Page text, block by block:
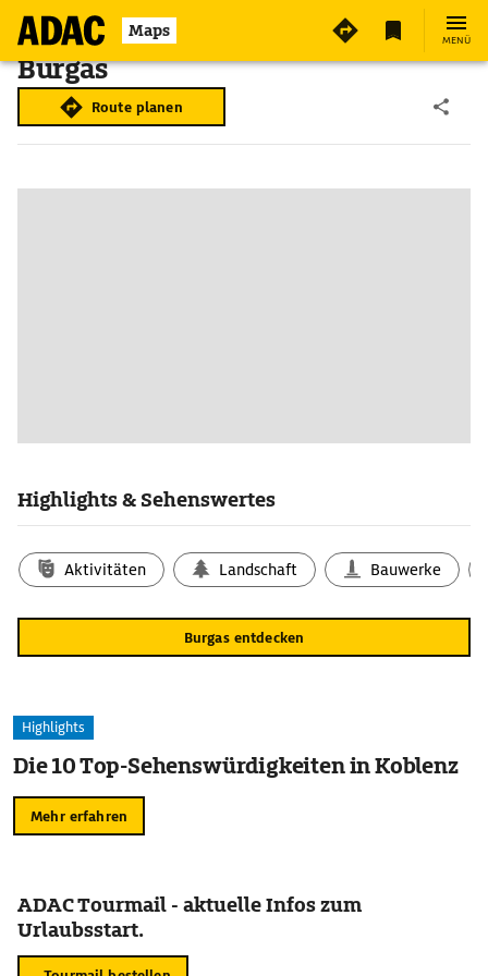
Maps MENÜ
Burgas
Route planen
Highlights & Sehenswertes
Aktivitäten Landschaft Bauwerke
Burgas entdecken
Highlights
Die 10 Top-Sehenswürdigkeiten in Koblenz
Mehr erfahren
ADAC Tourmail - aktuelle Infos zum
Urlaubsstart.